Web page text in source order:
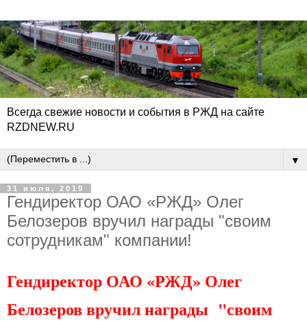
Всегда свежие новости и события в РЖД на сайте
RZDNEW.RU
▼
31 июля, 2019
Гендиректор ОАО «РЖД» Олег
Белозеров вручил награды "своим
сотрудникам" компании!
Гендиректор ОАО «РЖД» Олег
Белозеров вручил награды "своим